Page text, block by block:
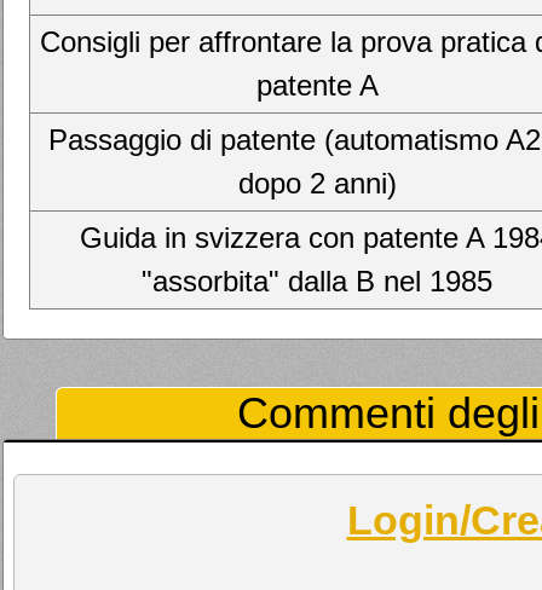
Consigli per affrontare la prova pratica
patente A
Passaggio di patente (automatismo
dopo 2 anni)
Guida in svizzera con patente A
"assorbita" dalla B nel 1985
Commenti
Login/